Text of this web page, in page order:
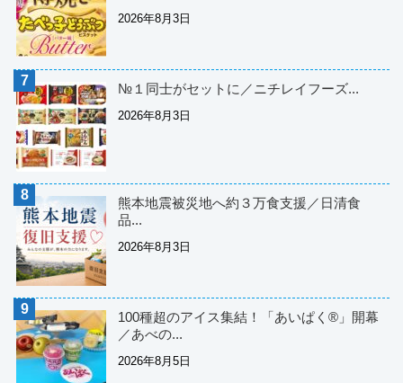
2026年8月3日
№１同士がセットに／ニチレイフーズ...
2026年8月3日
熊本地震被災地へ約３万食支援／日清食
品...
2026年8月3日
100種超のアイス集結！「あいぱく®」開幕
／あべの...
2026年8月5日